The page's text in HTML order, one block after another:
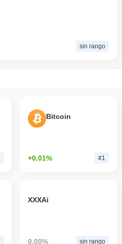
sin rango
Bitcoin
+0.01% #1
XXXAi
0.00% sin rango